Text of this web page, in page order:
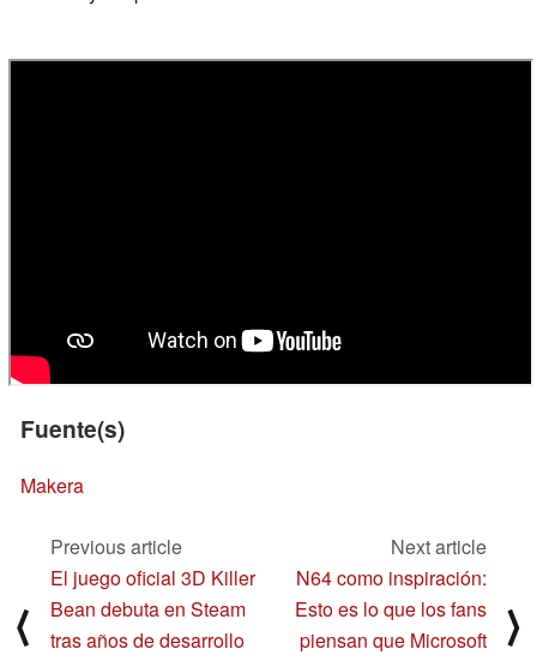
Fuente(s)
Makera
⟨
Previous article
El juego oficial 3D Killer
Bean debuta en Steam
tras años de desarrollo
Next article
N64 como inspiración:
Esto es lo que los fans
piensan que Microsoft
⟩